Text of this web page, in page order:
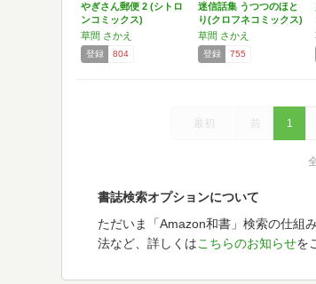
やぎさん郵便 2 (シトロ
ンコミックス)
草間 さかえ
登録 804
迷信話集 うつつのほと
り(クロフネコミックス)
草間 さかえ
登録 755
最初 前 1
書誌検索オプションについて
ただいま「Amazon和書」検索の仕組
法など、詳しくはこちらのお知らせを